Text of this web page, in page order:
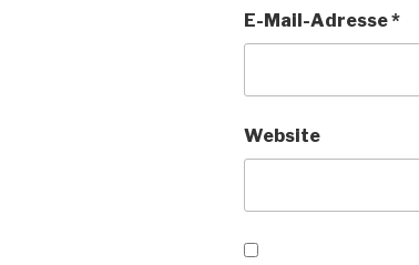
E-Mail-Adresse*
Website